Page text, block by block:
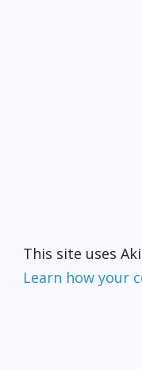
This site uses
Learn how your